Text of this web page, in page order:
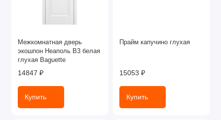
Межкомнатная дверь
экошпон Неаполь В3 белая
глухая Baguette
14847 ₽
Купить
Прайм капучино глухая
15053 ₽
Купить